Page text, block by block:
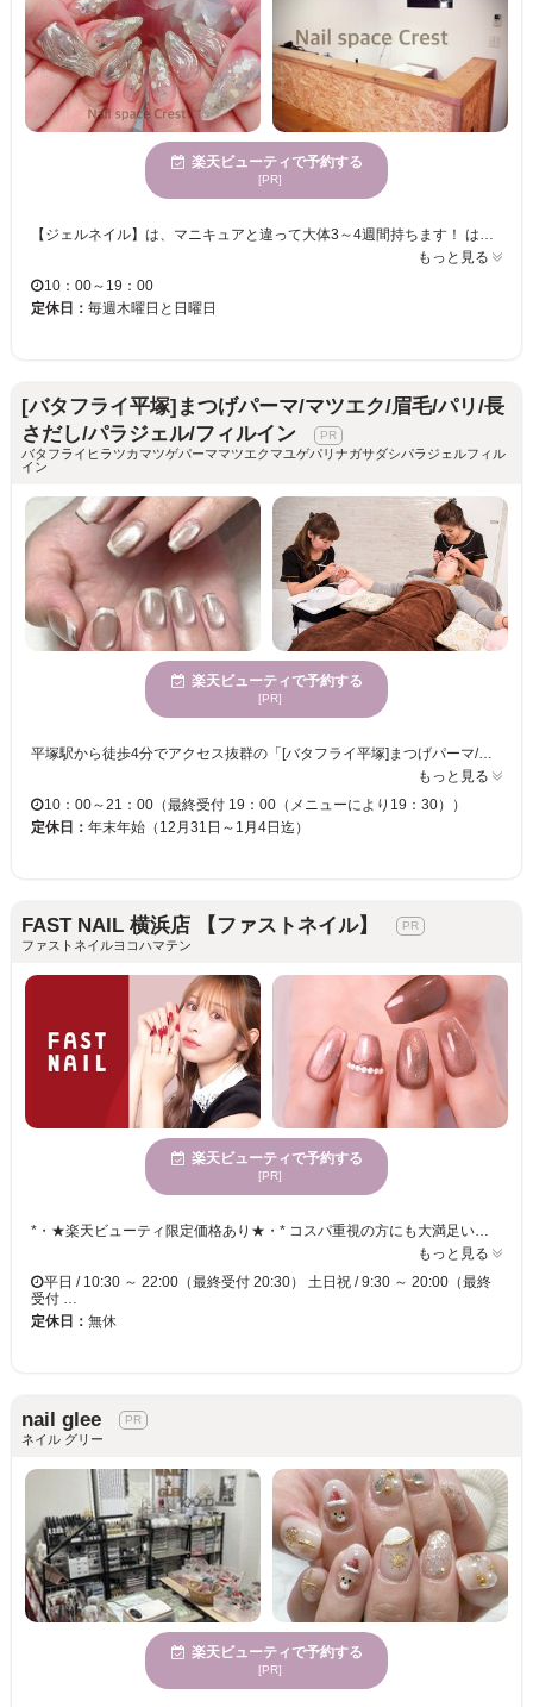
楽天ビューティで予約する
[PR]
【ジェルネイル】は、マニキュアと違って大体3～4週間持ちます！ はがれにくいので【オシャレも楽しみたい主婦】にもおすすめです♪ プライベートサロンのため、同じスタッフでお出迎え♪ 『お客様にとっての一番』を大事に、そんなスタッフがあなたを綺麗に仕上げていきます☆ 豊富なメニューの中にはお得な「定額ネイル」もございます！ カラーサンプルは大量にございますがデザインサンプルを置いていません。 カウンセリングやお持込みの画像など参考にご相談いただければと思います！ ★お客様のご来店を心よりお待ちしております★
もっと見る
10：00～19：00
定休日： 毎週木曜日と日曜日
[バタフライ平塚]まつげパーマ/マツエク/眉毛/パリ/長
さだし/パラジェル/フィルイン
バタフライヒラツカマツゲパーママツエクマユゲパリナガサダシパラジェルフィル
イン
楽天ビューティで予約する
[PR]
平塚駅から徒歩4分でアクセス抜群の「[バタフライ平塚]まつげパーマ/マツエク/眉毛/パリ/長さだし/パラジェル」 トータルビューティー全てが叶う♪高級感溢れるシックで落ち着いた雰囲気の店内で、リラックスできる時間をお過ごし頂けます。 仕事、家事、育児に頑張っている皆様が日常のストレスから開放され心の中から美しいご自身を取り戻して頂けるよう、心のこもったサービスと満足頂ける技術でおもてなしさせて頂きます☆ お客様のお越しを心よりお待ちしております♪
もっと見る
10：00～21：00（最終受付 19：00（メニューにより19：30））
定休日： 年末年始（12月31日～1月4日迄）
FAST NAIL 横浜店 【ファストネイル】
ファストネイルヨコハマテン
楽天ビューティで予約する
[PR]
もっと見る
平日 / 10:30 ～ 22:00（最終受付 20:30） 土日祝 / 9:30 ～ 20:00（最終
受付 …
定休日： 無休
nail glee
ネイル グリー
楽天ビューティで予約する
[PR]